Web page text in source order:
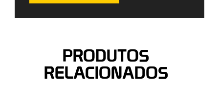
PRODUTOS
RELACIONADOS